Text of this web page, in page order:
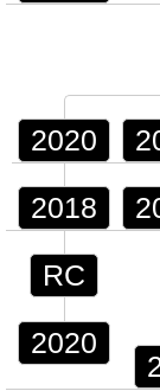
2020
2018
RC
2020